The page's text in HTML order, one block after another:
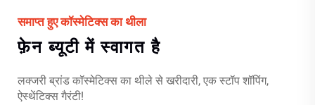
समाप्त हुए कॉस्मेटिक्स का थीला
फ़ेन ब्यूटी में स्वागत है
लक्जरी ब्रांड कॉस्मेटिक्स का थीले से खरीदारी, एक स्टॉप शॉपिंग,
ऐस्थेंटिक्स गैरंटी!